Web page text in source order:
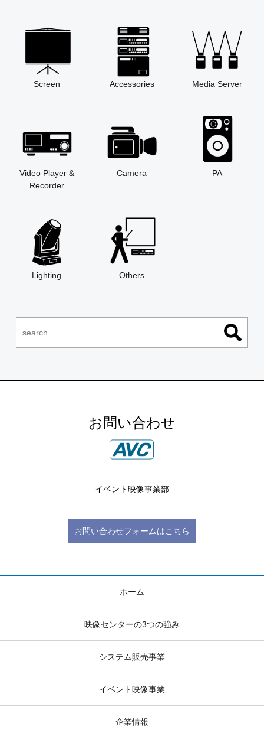
Screen Accessories Media Server
Video Player &
Recorder
Camera PA
Lighting Others
お問い合わせ
イベント映像事業部
お問い合わせフォームはこちら
ホーム
映像センターの3つの強み
システム販売事業
イベント映像事業
企業情報